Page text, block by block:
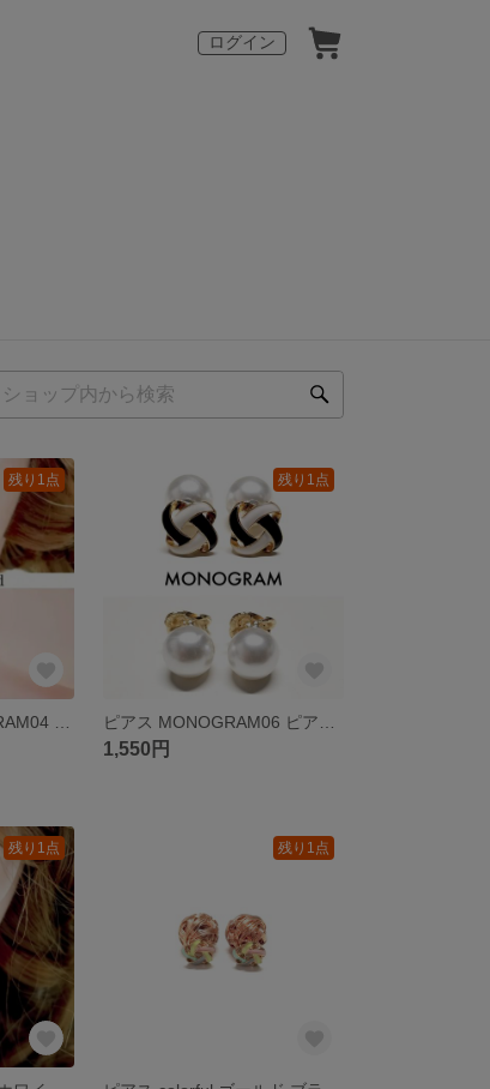
ログイン
残り1点 残り1点
1,550円
残り1点 残り1点